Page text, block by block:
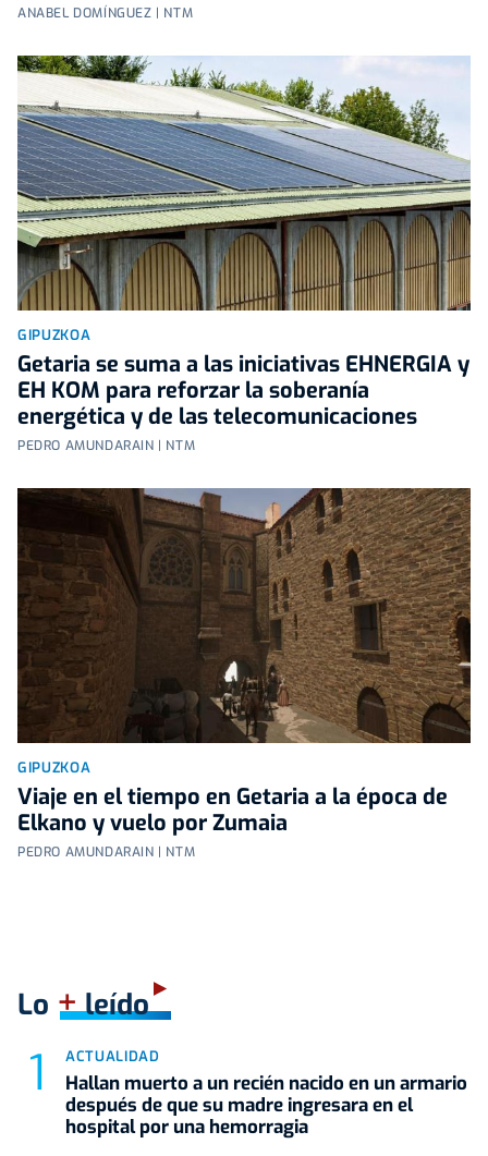
ANABEL DOMÍNGUEZ | NTM
GIPUZKOA
Getaria se suma a las iniciativas EHNERGIA y
EH KOM para reforzar la soberanía
energética y de las telecomunicaciones
PEDRO AMUNDARAIN | NTM
GIPUZKOA
Viaje en el tiempo en Getaria a la época de
Elkano y vuelo por Zumaia
PEDRO AMUNDARAIN | NTM
Lo +leído
ACTUALIDAD
Hallan muerto a un recién nacido en un armario
después de que su madre ingresara en el
hospital por una hemorragia